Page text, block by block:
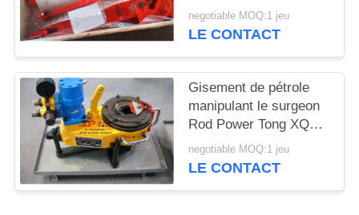
1/2 » - 17" - 90 api 7K
de pinces de gisement
negotiable MOQ:1 jeu
LE CONTACT
Gisement de pétrole
manipulant le surgeon
Rod Power Tong XQ28-
2.6 d'outils et les
pièces
negotiable MOQ:1 jeu
LE CONTACT